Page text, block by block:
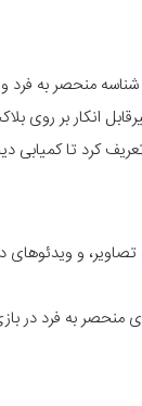
انکار بر روی
کرد تا کمیابی
تصاویر، و ویدئوهای
به فرد در